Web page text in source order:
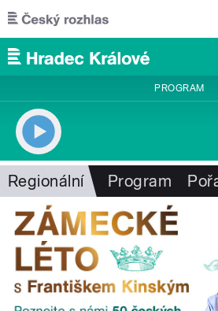
Přejít k hlavnímu obsahu
PROGRAM
Regionální Program